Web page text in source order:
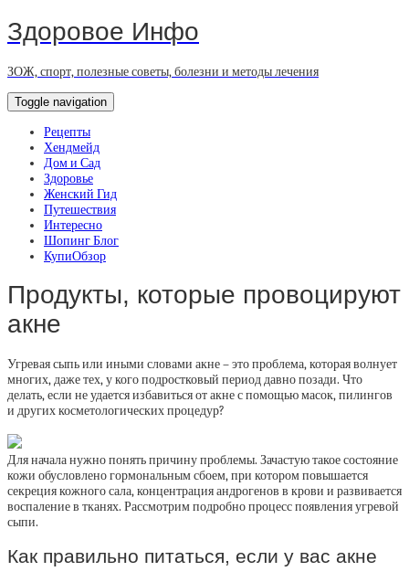
Здоровое Инфо
ЗОЖ, спорт, полезные советы, болезни и методы лечения
Toggle navigation
Рецепты
Хендмейд
Дом и Сад
Здоровье
Женский Гид
Путешествия
Интересно
Шопинг Блог
КупиОбзор
Продукты, которые провоцируют
акне
Угревая сыпь или иными словами акне – это проблема, которая волнует
многих, даже тех, у кого подростковый период давно позади. Что
делать, если не удается избавиться от акне с помощью масок, пилингов
и других косметологических процедур?
Для начала нужно понять причину проблемы. Зачастую такое состояние
кожи обусловлено гормональным сбоем, при котором повышается
секреция кожного сала, концентрация андрогенов в крови и развивается
воспаление в тканях. Рассмотрим подробно процесс появления угревой
сыпи.
Как правильно питаться, если у вас акне